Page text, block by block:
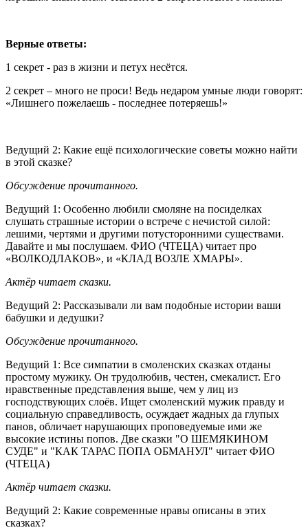
Верные ответы:
1 секрет - раз в жизни и петух несётся.
2 секрет – много не проси! Ведь недаром умные люди говорят:
«Лишнего пожелаешь - последнее потеряешь!»
Ведущий 2: Какие ещё психологические советы можно найти
в этой сказке?
Обсуждение прочитанного.
Ведущий 1: Особенно любили смоляне на посиделках
слушать страшные истории о встрече с нечистой силой:
лешими, чертями и другими потусторонними существами.
Давайте и мы послушаем. ФИО (ЧТЕЦА) читает про
«ВОЛКОДЛАКОВ», и «КЛАД ВОЗЛЕ ХМАРЫ».
Актёр читает сказки.
Ведущий 2: Рассказывали ли вам подобные истории ваши
бабушки и дедушки?
Обсуждение прочитанного.
Ведущий 1: Все симпатии в смоленских сказках отданы
простому мужику. Он трудолюбив, честен, смекалист. Его
нравственные представления выше, чем у лиц из
господствующих слоёв. Ищет смоленский мужик правду и
социальную справедливость, осуждает жадных да глупых
панов, обличает нарушающих проповедуемые ими же
высокие истины попов. Две сказки "О ШЕМЯКИНОМ
СУДЕ" и "КАК ТАРАС ПОПА ОБМАНУЛ" читает ФИО
(ЧТЕЦА)
Актёр читает сказки.
Ведущий 2: Какие современные нравы описаны в этих
сказках?